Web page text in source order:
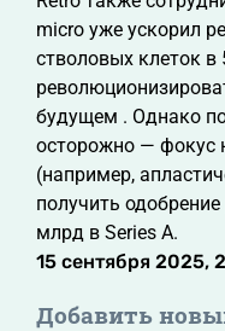
micro уже ускорил
стволовых клеток в
будущем . Однако
осторожно — фокус
(например,
получить
млрд в Series A.
15 сентября 2025,
Добавить